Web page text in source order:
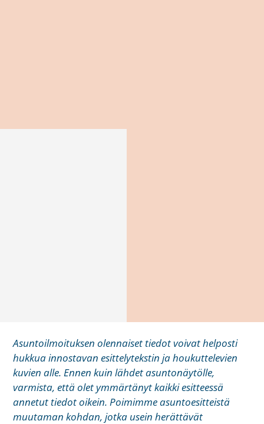
Asuntoilmoituksen olennaiset tiedot voivat helposti
hukkua innostavan esittelytekstin ja houkuttelevien
kuvien alle. Ennen kuin lähdet asuntonäytölle,
varmista, että olet ymmärtänyt kaikki esitteessä
annetut tiedot oikein. Poimimme asuntoesitteistä
muutaman kohdan, jotka usein herättävät